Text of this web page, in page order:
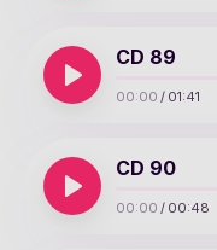
CD 89
00:00 / 01:41
CD 90
00:00 / 00:48